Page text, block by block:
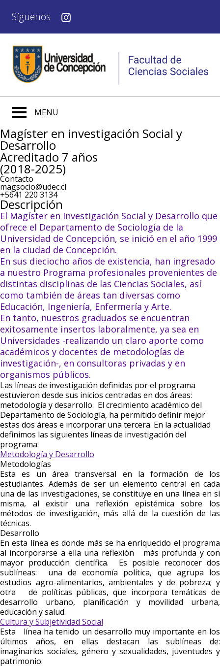
Síguenos
MENU
Magíster en investigación Social y
Desarrollo
Acreditado 7 años
(2018-2025)
Contacto
magsocio@udec.cl
+5641 220 3134
Descripción
El Magíster en Investigación Social y Desarrollo que
ofrece el Departamento de Sociología de la
Universidad de Concepción, se inició en el año 1999
en la ciudad de Concepción.
En sus dieciocho años de existencia, han ingresado
a nuestro Programa profesionales provenientes de
distintas disciplinas de las Ciencias Sociales, así
como también de áreas tan diversas como
Educación, Ingeniería, Enfermería y Arte.
En tanto, nuestros graduados se encuentran
exitosamente insertos laboralmente, ya sea en
Universidades -realizando un claro aporte como
académicos y docentes de metodologías de
investigación-, en consultoras privadas y en
organismos públicos.
Las líneas de investigación definidas por el programa
estuvieron desde sus inicios centradas en dos áreas:
metodología y desarrollo. El crecimiento académico del
Departamento de Sociología, ha permitido definir mejor
estas dos áreas e incorporar una tercera. En la actualidad
definimos las siguientes líneas de investigación del
programa:
Metodología y Desarrollo
Metodologías
Esta es un área transversal en la formación de los
estudiantes. Además de ser un elemento central en cada
una de las investigaciones, se constituye en una línea en sí
misma, al existir una reflexión epistémica sobre los
métodos de investigación, más allá de la cuestión de las
técnicas.
Desarrollo
En esta línea es donde más se ha enriquecido el programa
al incorporarse a ella una reflexión más profunda y con
mayor producción científica. Es posible reconocer dos
sublíneas: una de economía política, que agrupa los
estudios agro-alimentarios, ambientales y de pobreza; y
otra de políticas públicas, que incorpora temáticas de
desarrollo urbano, planificación y movilidad urbana,
educación y salud.
Cultura y Subjetividad Social
Esta línea ha tenido un desarrollo muy importante en los
últimos años, en ellas destacan las sublíneas de:
imaginarios sociales, género y sexualidades, juventudes y
patrimonio.